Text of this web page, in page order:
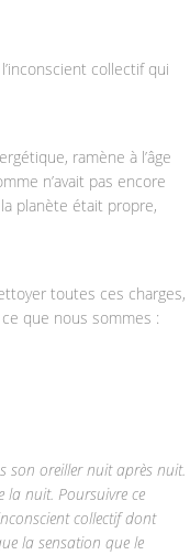
collectif qui
ramène à l’âge
n’avait pas encore
planète était propre,
toutes ces charges,
que nous sommes :
son oreiller nuit après nuit.
la nuit. Poursuivre ce
collectif dont
la sensation que le